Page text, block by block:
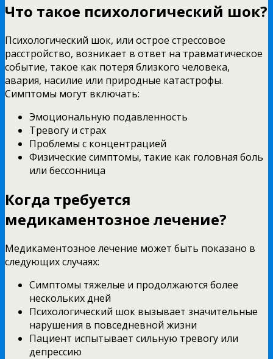
Что такое психологический шок?
Психологический шок, или острое стрессовое
расстройство, возникает в ответ на травматическое
событие, такое как потеря близкого человека,
авария, насилие или природные катастрофы.
Симптомы могут включать:
Эмоциональную подавленность
Тревогу и страх
Проблемы с концентрацией
Физические симптомы, такие как головная боль
или бессонница
Когда требуется
медикаментозное лечение?
Медикаментозное лечение может быть показано в
следующих случаях:
Симптомы тяжелые и продолжаются более
нескольких дней
Психологический шок вызывает значительные
нарушения в повседневной жизни
Пациент испытывает сильную тревогу или
депрессию